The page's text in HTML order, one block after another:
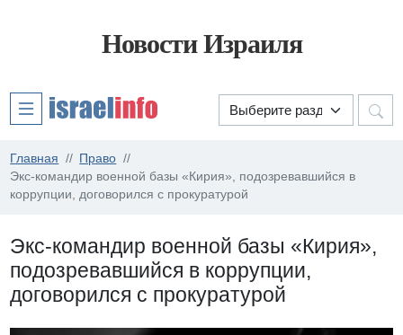
Новости Израиля
Главная
Право
Экс-командир военной базы «Кирия», подозревавшийся в
коррупции, договорился с прокуратурой
Экс-командир военной базы «Кирия»,
подозревавшийся в коррупции,
договорился с прокуратурой